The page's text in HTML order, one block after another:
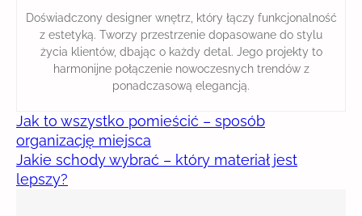
Doświadczony designer wnętrz, który łączy funkcjonalność
z estetyką. Tworzy przestrzenie dopasowane do stylu
życia klientów, dbając o każdy detal. Jego projekty to
harmonijne połączenie nowoczesnych trendów z
ponadczasową elegancją.
Jak to wszystko pomieścić – sposób
organizację miejsca
Jakie schody wybrać – który materiał jest
lepszy?